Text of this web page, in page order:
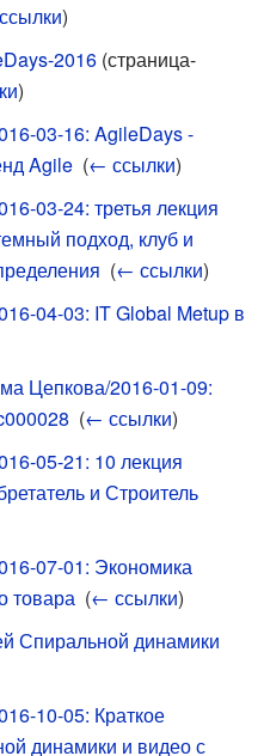
)
2016 (страница-
)
03-16: AgileDays -
Agile (← ссылки)
03-24: третья лекция
подход, клуб и
(← ссылки)
04-03: IT Global Metup в
Цепкова/2016-01-09:
(← ссылки)
05-21: 10 лекция
и Строитель
07-01: Экономика
товара (← ссылки)
Спиральной динамики
10-05: Краткое
динамики и видео с